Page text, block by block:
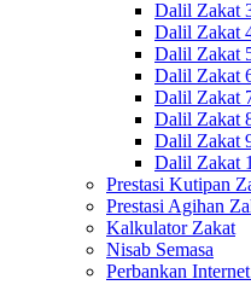
Dalil Zakat
Dalil Zakat
Dalil Zakat
Dalil Zakat
Dalil Zakat
Dalil Zakat
Dalil Zakat
Dalil Zakat
Prestasi Kutipan
Prestasi Agihan
Kalkulator Zakat
Nisab Semasa
Perbankan